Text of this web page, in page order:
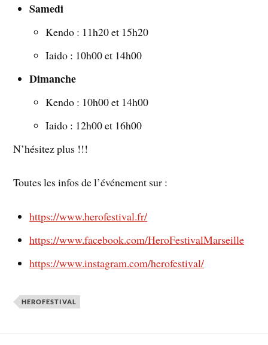
Samedi
Kendo : 11h20 et 15h20
Iaido : 10h00 et 14h00
Dimanche
Kendo : 10h00 et 14h00
Iaido : 12h00 et 16h00
N’hésitez plus !!!
Toutes les infos de l’événement sur :
https://www.herofestival.fr/
https://www.facebook.com/HeroFestivalMarseille
https://www.instagram.com/herofestival/
HEROFESTIVAL